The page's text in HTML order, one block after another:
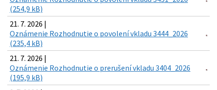
(254,9 kB)
21. 7. 2026 |
Oznámenie Rozhodnutie o povolení vkladu 3444_2026
(235,4 kB)
21. 7. 2026 |
Oznámenie Rozhodnutie o prerušení vkladu 3404_2026
(195,9 kB)